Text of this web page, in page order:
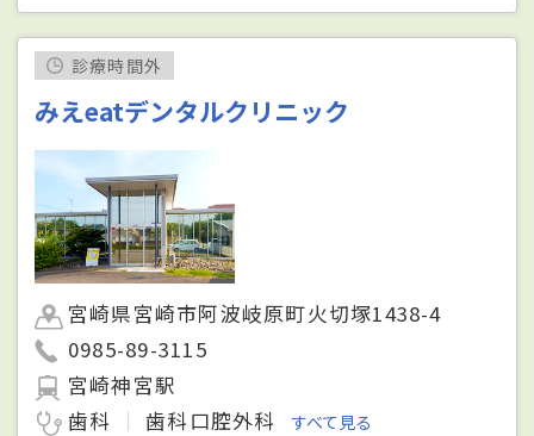
診療時間外
みえeatデンタルクリニック
宮崎県宮崎市阿波岐原町火切塚1438-4
0985-89-3115
宮崎神宮駅
歯科
歯科口腔外科 すべて見る